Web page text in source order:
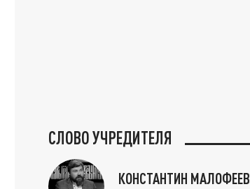
СЛОВО УЧРЕДИТЕЛЯ
КОНСТАНТИН МАЛОФЕЕВ